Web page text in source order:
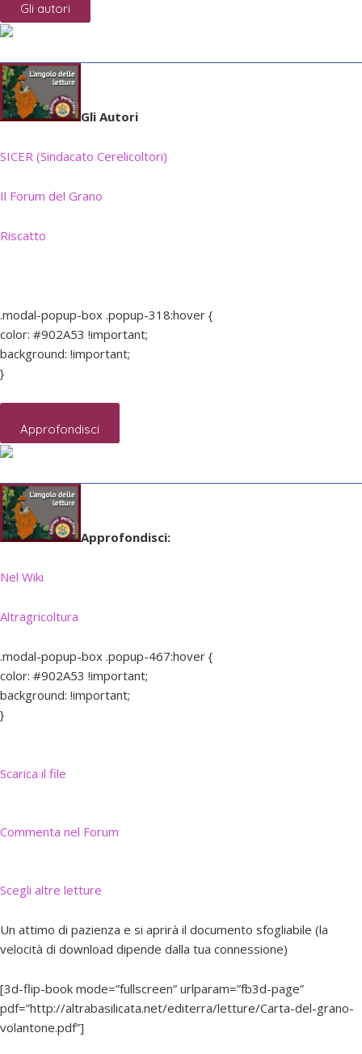
Gli autori
Gli Autori
SICER (Sindacato Cerelicoltori)
Il Forum del Grano
Riscatto
.modal-popup-box .popup-318:hover {
color: #902A53 !important;
background: !important;
}
Approfondisci
Approfondisci:
Nel Wiki
Altragricoltura
.modal-popup-box .popup-467:hover {
color: #902A53 !important;
background: !important;
}
Scarica il file
Commenta nel Forum
Scegli altre letture
Un attimo di pazienza e si aprirà il documento sfogliabile (la
velocità di download dipende dalla tua connessione)
[3d-flip-book mode=”fullscreen” urlparam=”fb3d-page”
pdf=”http://altrabasilicata.net/editerra/letture/Carta-del-grano-
volantone.pdf”]